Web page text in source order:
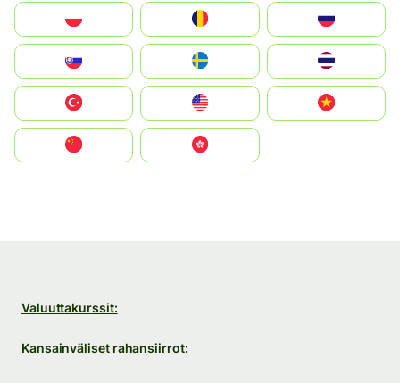
United States
中國香港特別行政區
Valuuttakurssit:
Kansainväliset rahansiirrot: